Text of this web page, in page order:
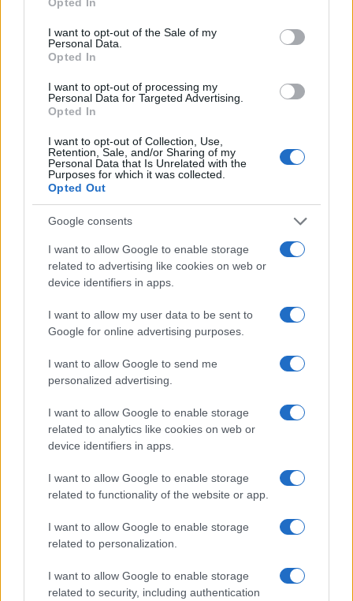
use your data for below specified purposes in below Google
consent section.
I want to opt-out of the Sale of my
Personal Data.
Opted In
I want to opt-out of processing my
Personal Data for Targeted Advertising.
Opted In
I want to opt-out of Collection, Use,
Retention, Sale, and/or Sharing of my
Personal Data that Is Unrelated with the
Purposes for which it was collected.
Opted Out
Google consents
I want to allow Google to enable storage
related to advertising like cookies on web or
device identifiers in apps.
I want to allow my user data to be sent to
Google for online advertising purposes.
I want to allow Google to send me
personalized advertising.
I want to allow Google to enable storage
related to analytics like cookies on web or
device identifiers in apps.
I want to allow Google to enable storage
related to functionality of the website or app.
I want to allow Google to enable storage
related to personalization.
I want to allow Google to enable storage
related to security, including authentication
NEWS
El Brent cae un 8.3% y arrastra a las materias primas
Brent cae un 8.3% y arrastra a las materias primas en agosto
NEWS